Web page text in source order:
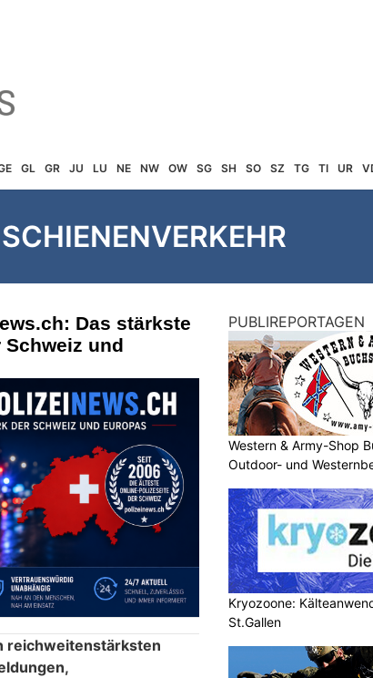
GL GR JU LU NE NW OW SG SH SO SZ TG TI UR
SCHIENENVERKEHR
Das stärkste
Schweiz und
reichweitenstärksten
PUBLIREPORTAGEN
Western & Army-Shop
Outdoor- und
Kryozoone:
St.Gallen